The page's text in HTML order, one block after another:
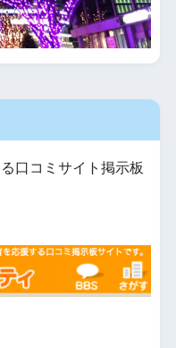
口コミサイト掲示板